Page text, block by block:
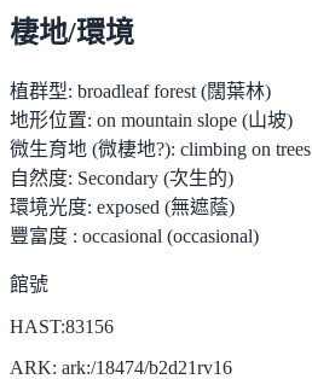
棲地/環境
植群型: broadleaf forest (闊葉林)
地形位置: on mountain slope (山坡)
微生育地 (微棲地?): climbing on trees
自然度: Secondary (次生的)
環境光度: exposed (無遮蔭)
豐富度 : occasional (occasional)
館號
HAST:83156
ARK: ark:/18474/b2d21rv16